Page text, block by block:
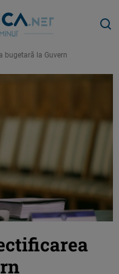
bugetară la Guvern